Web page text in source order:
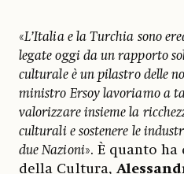
«L’Italia e la Turchia sono
legate oggi da un rapporto
culturale è un pilastro delle
ministro Ersoy lavoriamo a
valorizzare insieme la
culturali e sostenere le
due Nazioni». È quanto
della Cultura,